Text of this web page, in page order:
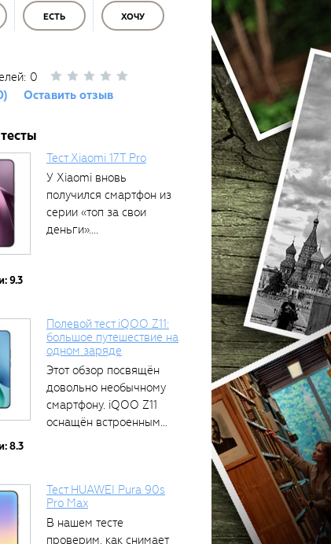
ЕСТЬ ХОЧУ
0
Оставить отзыв
9.3
Тест Xiaomi 17T Pro
У Xiaomi вновь
получился смартфон из
серии «топ за свои
деньги»....
8.3
Полевой тест iQOO Z11:
большое путешествие на
одном заряде
Этот обзор посвящён
довольно необычному
смартфону. iQOO Z11
оснащён встроенным
Тест HUAWEI Pura 90s
Pro Max
В нашем тесте
проверим, как снимает